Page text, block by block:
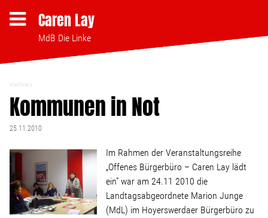
Caren Lay
MdB Die Linke
Themen
Clubsterben stoppen
Strukturwandel
Wahlkreis
Kommunen in Not
25.11.2010
Im Rahmen der Veranstaltungsreihe
„Offenes Bürgerbüro – Caren Lay lädt
ein“ war am 24.11 2010 die
Landtagsabgeordnete Marion Junge
(MdL) im Hoyerswerdaer Bürgerbüro zu